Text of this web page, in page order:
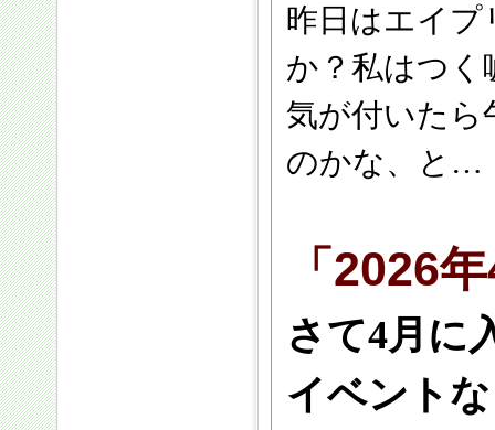
昨日はエイ
か？私はつく
気が付いた
のかな、と…
「2026
さて4月に
イベント